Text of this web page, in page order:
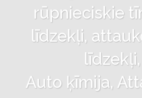
rūpnieciskie
līdzekļi,
līdzekļi,
Auto ķīmija,